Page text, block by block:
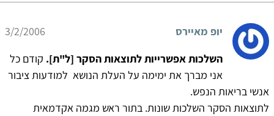
יופ מאיירס
3/2/2006
השלכות אפשרייות לתוצאות הסקר [ל"ת]. קודם כל
אני מברך את ימימה על העלת הנושא למודעות ציבור
אנשי בריאות הנפש.
לתוצאות הסקר השלכות שונות. בתור ראש מגמה אקדמאית